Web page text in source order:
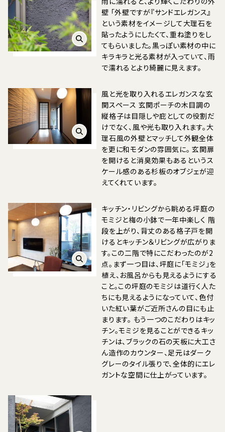
壁 「外壁ですが『サンドエレガンス』
という素材をイメージして大理石を
貼ったようにしたくて、重ね塗りをし
てもらいました。黒っぽい素材の中に
キラキラと光る素材が入っていて、雨
で濡れるとより綺麗に見えます。
風と光を取り入れるエレガンスな玄
関スペース 玄関ポーチの木目調の
縦格子は目隠しや庇としての役割だ
けでなく、風や光も取り入れます。大
理石風の外壁とマッチして外観全体
を更に和モダンの雰囲気に。 玄関扉
を開けると消臭効果もあるというス
ケール感のある杉板のオブジェが迎
えてくれています。
キッチン・リビングから眺める坪庭の
モミジと梅の小鉢で一年中楽しく 階
段を上がり、背丈のある格子戸を開
けるとキッチン＆リビングが広がりま
す。この二階で特にこだわったのが2
点。まず一つ目は、坪庭に「モミジ」を
植え、お風呂からも見えるようにする
こと。この坪庭のモミジは道行く人た
ちにも見えるようになっていて、色付
いた紅い葉がご近所さんの目にも止
まります。 もう一つのこだわりはキッ
チン。モミジを見ることができるキッ
チンは、ブラックの石の天板に大工さ
ん造作のカウンター、足元はダーク
グレーのタイル張りで、全体的にエレ
ガントな空間に仕上がっています。